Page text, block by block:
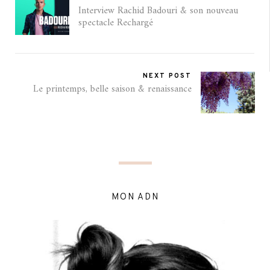
Interview Rachid Badouri & son nouveau
spectacle Rechargé
NEXT POST
Le printemps, belle saison & renaissance
MON ADN